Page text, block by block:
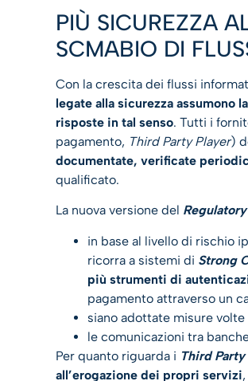
PIÙ SICUREZZA
SCMABIO DI
Con la crescita dei flussi
legate alla sicurezza assumono
risposte in tal senso. Tutti i
pagamento, Third Party Player)
documentate, verificate
qualificato.
La nuova versione del
in base al livello di rischio
ricorra a sistemi di Strong
più strumenti di
pagamento attraverso un
siano adottate misure volte
le comunicazioni tra
Per quanto riguarda i Third
all’erogazione dei propri servizi